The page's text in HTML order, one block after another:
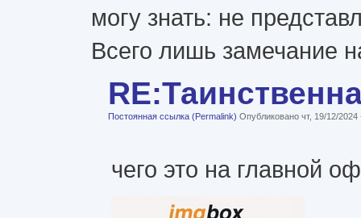
могу знать: не
Всего лишь замечание
Постоянная ссылка (Permalink) Опубликовано чт, 19/12/
чего это на главной